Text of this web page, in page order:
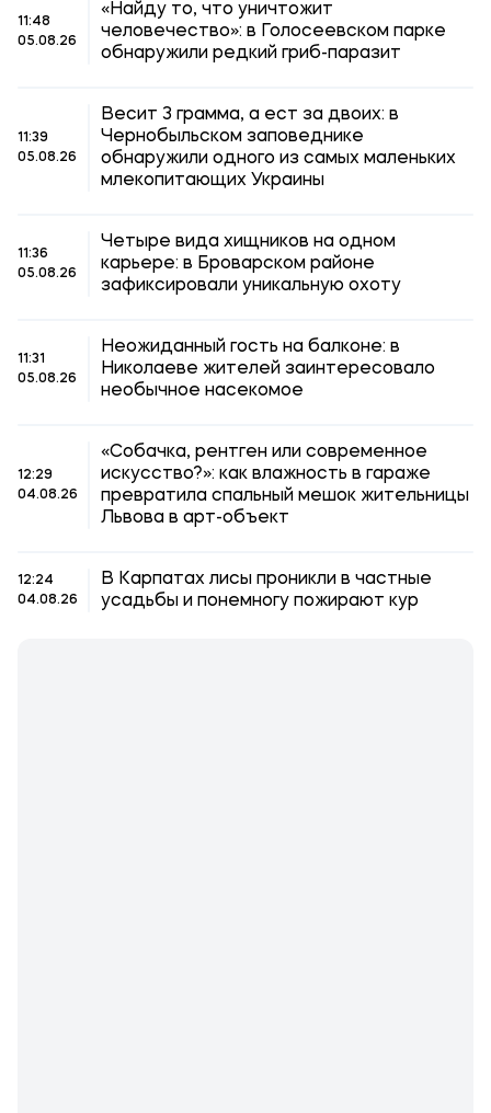
11:48
05.08.26
«Найду то, что уничтожит
человечество»: в Голосеевском парке
обнаружили редкий гриб-паразит
11:39
05.08.26
Весит 3 грамма, а ест за двоих: в
Чернобыльском заповеднике
обнаружили одного из самых маленьких
млекопитающих Украины
11:36
05.08.26
Четыре вида хищников на одном
карьере: в Броварском районе
зафиксировали уникальную охоту
11:31
05.08.26
Неожиданный гость на балконе: в
Николаеве жителей заинтересовало
необычное насекомое
12:29
04.08.26
«Собачка, рентген или современное
искусство?»: как влажность в гараже
превратила спальный мешок жительницы
Львова в арт-объект
12:24
04.08.26
В Карпатах лисы проникли в частные
усадьбы и понемногу пожирают кур